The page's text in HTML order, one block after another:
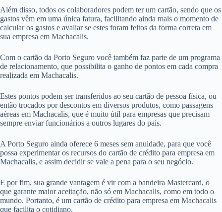
Além disso, todos os colaboradores podem ter um cartão, sendo que os
gastos vêm em uma única fatura, facilitando ainda mais o momento de
calcular os gastos e avaliar se estes foram feitos da forma correta em
sua empresa em Machacalis.
Com o cartão da Porto Seguro você também faz parte de um programa
de relacionamento, que possibilita o ganho de pontos em cada compra
realizada em Machacalis.
Estes pontos podem ser transferidos ao seu cartão de pessoa física, ou
então trocados por descontos em diversos produtos, como passagens
aéreas em Machacalis, que é muito útil para empresas que precisam
sempre enviar funcionários a outros lugares do país.
A Porto Seguro ainda oferece 6 meses sem anuidade, para que você
possa experimentar os recursos do cartão de crédito para empresa em
Machacalis, e assim decidir se vale a pena para o seu negócio.
E por fim, sua grande vantagem é vir com a bandeira Mastercard, o
que garante maior aceitação, não só em Machacalis, como em todo o
mundo. Portanto, é um cartão de crédito para empresa em Machacalis
que facilita o cotidiano.